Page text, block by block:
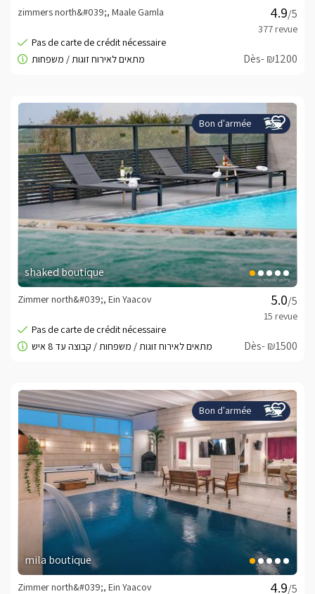
/5
zimmers north&#039;, Maale Gamla
Dès- ₪1200
Bon d'armée
shaked boutique
/5
Zimmer north&#039;, Ein Yaacov
Dès- ₪1500
Bon d'armée
mila boutique
/5
Zimmer north&#039;, Ein Yaacov